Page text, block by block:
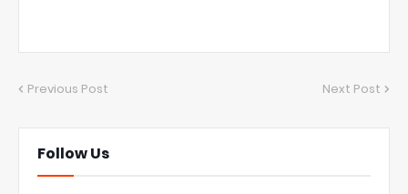
Previous Post Next Post
Follow Us